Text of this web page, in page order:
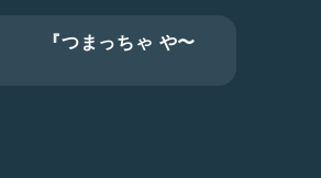
『つまっちゃ や〜